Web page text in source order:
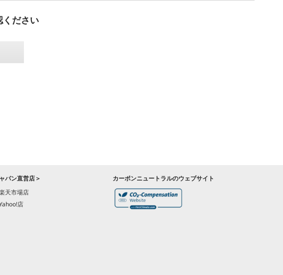
ください
パン直営店＞
天市場店
店
カーボンニュートラルのウェブサイト